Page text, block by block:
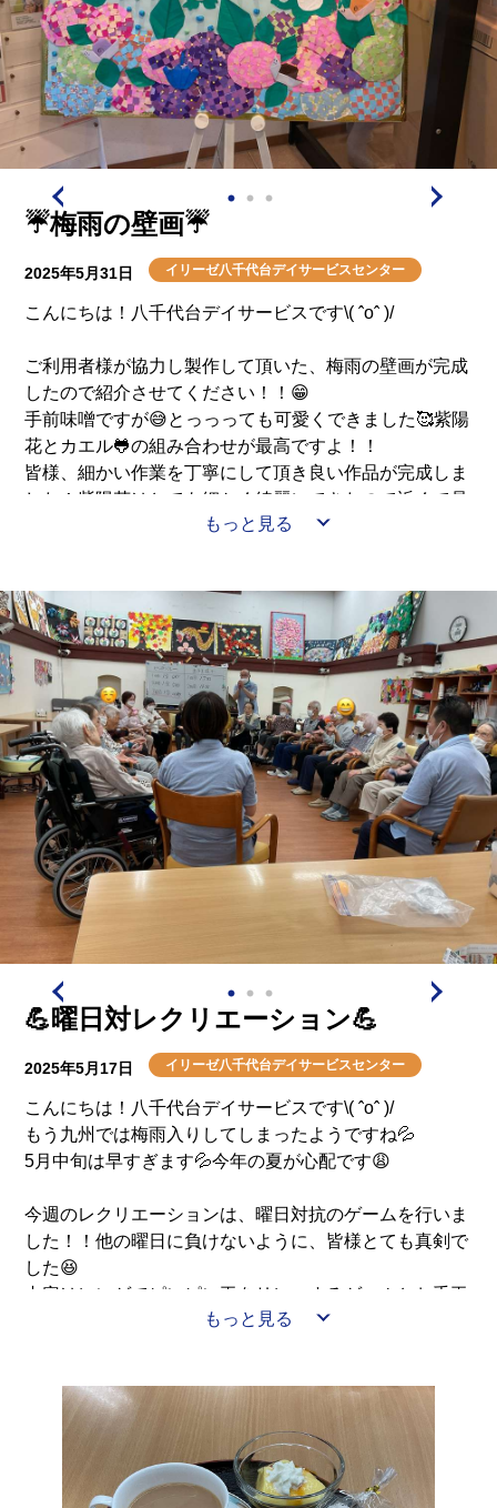
☔️梅雨の壁画☔️
2025年5月31日 イリーゼ八千代台デイサービスセンター
こんにちは！八千代台デイサービスです\( ˆoˆ )/
ご利用者様が協力し製作して頂いた、梅雨の壁画が完成
したので紹介させてください！！😁
手前味噌ですが😅とっっっても可愛くできました🥰紫陽
花とカエル🐸の組み合わせが最高ですよ！！
皆様、細かい作業を丁寧にして頂き良い作品が完成しま
した！紫陽花はとても細かく綺麗にできたので近くで是
非ご覧になってください🙇‍♀️もっと見る
💪曜日対レクリエーション💪
2025年5月17日 イリーゼ八千代台デイサービスセンター
こんにちは！八千代台デイサービスです\( ˆoˆ )/
もう九州では梅雨入りしてしまったようですね💦
5月中旬は早すぎます💦今年の夏が心配です😩
今週のレクリエーションは、曜日対抗のゲームを行いま
した！！他の曜日に負けないように、皆様とても真剣で
した😆
内容はレンゲでピンピン玉をリレーするゲームとお手玉
を手のひらではずませ回数を競うゲームを行いました。
協力して皆様良い結果が残せたと思います🥳
燃えましたね！！またいろんなゲームに挑戦しましょう
もっと見る